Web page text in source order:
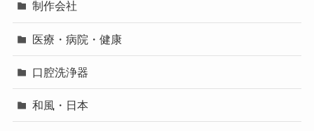
制作会社
医療・病院・健康
口腔洗浄器
和風・日本